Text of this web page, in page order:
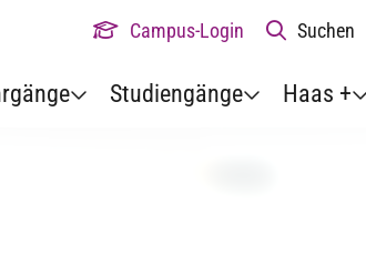
Campus-Login Suchen
Studiengänge Haas +